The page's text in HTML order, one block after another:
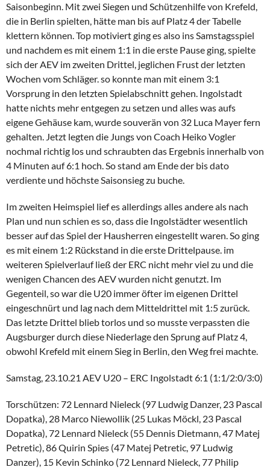
Saisonbeginn. Mit zwei Siegen und Schützenhilfe von Krefeld,
die in Berlin spielten, hätte man bis auf Platz 4 der Tabelle
klettern können. Top motiviert ging es also ins Samstagsspiel
und nachdem es mit einem 1:1 in die erste Pause ging, spielte
sich der AEV im zweiten Drittel, jeglichen Frust der letzten
Wochen vom Schläger. so konnte man mit einem 3:1
Vorsprung in den letzten Spielabschnitt gehen. Ingolstadt
hatte nichts mehr entgegen zu setzen und alles was aufs
eigene Gehäuse kam, wurde souverän von 32 Luca Mayer fern
gehalten. Jetzt legten die Jungs von Coach Heiko Vogler
nochmal richtig los und schraubten das Ergebnis innerhalb von
4 Minuten auf 6:1 hoch. So stand am Ende der bis dato
verdiente und höchste Saisonsieg zu buche.
Im zweiten Heimspiel lief es allerdings alles andere als nach
Plan und nun schien es so, dass die Ingolstädter wesentlich
besser auf das Spiel der Hausherren eingestellt waren. So ging
es mit einem 1:2 Rückstand in die erste Drittelpause. im
weiteren Spielverlauf ließ der ERC nicht mehr viel zu und die
wenigen Chancen des AEV wurden nicht genutzt. Im
Gegenteil, so war die U20 immer öfter im eigenen Drittel
eingeschnürt und lag nach dem Mitteldrittel mit 1:5 zurück.
Das letzte Drittel blieb torlos und so musste verpassten die
Augsburger durch diese Niederlage den Sprung auf Platz 4,
obwohl Krefeld mit einem Sieg in Berlin, den Weg frei machte.
Samstag, 23.10.21 AEV U20 – ERC Ingolstadt 6:1 (1:1/2:0/3:0)
Torschützen: 72 Lennard Nieleck (97 Ludwig Danzer, 23 Pascal
Dopatka), 28 Marco Niewollik (25 Lukas Möckl, 23 Pascal
Dopatka), 72 Lennard Nieleck (55 Dennis Dietmann, 47 Matej
Petretic), 86 Quirin Spies (47 Matej Petretic, 97 Ludwig
Danzer), 15 Kevin Schinko (72 Lennard Nieleck, 77 Philip